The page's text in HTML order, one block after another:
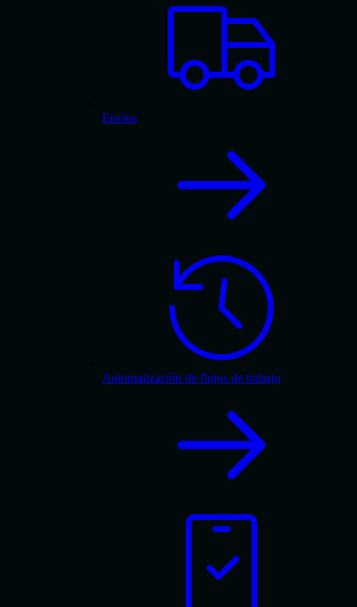
Envíos
Automatización de flujos de trabajo